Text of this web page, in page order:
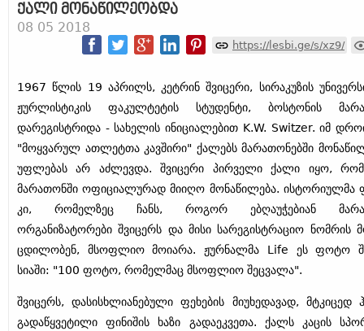
ქალი მონაწილეობდა
08 05 2018
https://lesbi.ge/s/xz9/
1967 წლის 19 აპრილს, კეტრინ შვიცერი, სირაკუზის
ჟურლისტიკის ფაკულტეტის სტუდენტი, ბოსტონის
დარეგისტრიდა - სახელის ინიციალებით K.W. Switzer. იმ
"მოყვარულ ათლეტთა კავშირი" ქალებს მარათონებში
უფლებას არ აძლევდა. შვიცერი პირველი ქალი იყო,
მარათონში ოფიციალურად მიიღო მონაწილება. ისტორიულმა
კი, რომელზეც ჩანს, როგორ ებღაუჭებიან
ორგანიზატორები შვიცერს და მისი სარეგისტრაციო ნომრის
ცდილობენ, მსოფლიო მოიარა. ჟურნალმა Life ეს ფოტო
სიაში: "100 ფოტო, რომელმაც მსოფლიო შეცვალა".
შვიცერს, დასისხლიანებული ფეხების მიუხედავად, მტკიცედ
გადაწყვეტილი ფინიშის ხაზი გადაეკვეთა. ქალს კაცის